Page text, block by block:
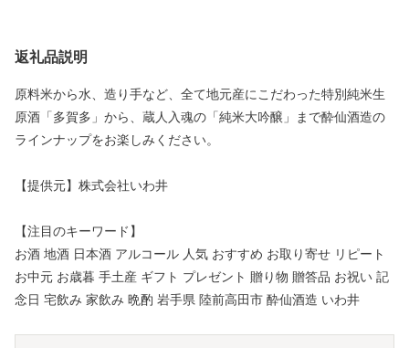
返礼品説明
原料米から水、造り手など、全て地元産にこだわった特別純米生
原酒「多賀多」から、蔵人入魂の「純米大吟醸」まで酔仙酒造の
ラインナップをお楽しみください。
【提供元】株式会社いわ井
【注目のキーワード】
お酒 地酒 日本酒 アルコール 人気 おすすめ お取り寄せ リピート
お中元 お歳暮 手土産 ギフト プレゼント 贈り物 贈答品 お祝い 記
念日 宅飲み 家飲み 晩酌 岩手県 陸前高田市 酔仙酒造 いわ井